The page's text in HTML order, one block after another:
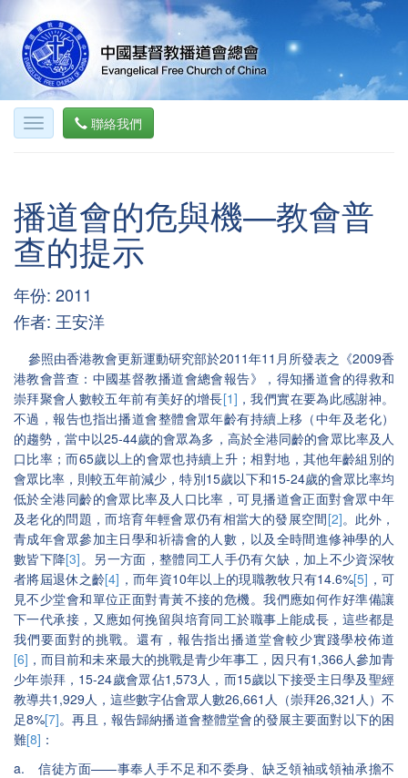
聯絡我們
播道會的危與機—教會普
查的提示
年份: 2011
作者: 王安洋
參照由香港教會更新運動研究部於2011 年11 月所發表之《2009香
港教會普查：中國基督教播道會總會報告》，得知播道會的得救和
崇拜聚會人數較五年前有美好的增長[1] ，我們實在要為此感謝神。
不過，報告也指出播道會整體會眾年齡有持續上移（中年及老化）
的趨勢，當中以25-44歲的會眾為多，高於全港同齡的會眾比率及人
口比率；而 65歲以上的會眾也持續上升；相對地，其他年齡組別的
會眾比率，則較五年前減少，特別 15歲以下和 15-24歲的會眾比率均
低於全港同齡的會眾比率及人口比率，可見播道會正面對會眾中年
及老化的問題，而培育年輕會眾仍有相當大的發展空間 [2]。此外，
青成年會眾參加主日學和祈禱會的人數，以及全時間進修神學的人
數皆下降[3] 。另一方面，整體同工人手仍有欠缺，加上不少資深牧
者將屆退休之齡[4] ，而年資10年以上的現職教牧只有14.6%[5] ，可
見不少堂會和單位正面對青黃不接的危機。我們應如何作好準備讓
下一代承接，又應如何挽留與培育同工於職事上能成長，這些都是
我們要面對的挑戰。還有，報告指出播道堂會較少實踐學校佈道
[6] ，而目前和未來最大的挑戰是青少年事工，因只有1,366 人參加青
少年崇拜， 15-24歲會眾佔1,573 人，而15歲以下接受主日學及聖經
教導共1,929 人，這些數字佔會眾人數26,661 人（崇拜26,321 人）不
足8%[7]。再且，報告歸納播道會整體堂會的發展主要面對以下的困
難[8] ：
a. 信徒方面——事奉人手不足和不委身、缺乏領袖或領袖承擔不